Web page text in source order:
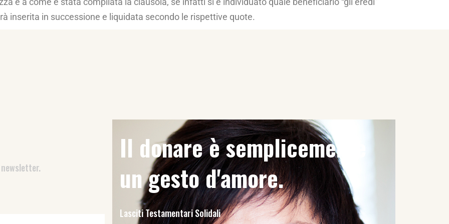
inserita in successione e liquidata secondo le rispettive quote.
Il donare è semplicemente
un gesto d'amore.
Lasciti Testamentari Solidali